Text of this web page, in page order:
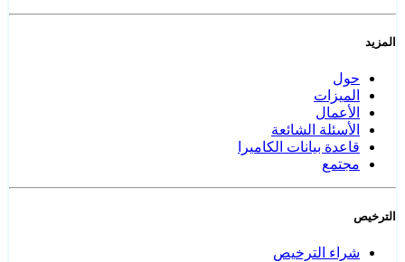
المزيد
حول
الميزات
الأعمال
الأسئلة الشائعة
قاعدة بيانات الكاميرا
مجتمع
الترخيص
شراء الترخيص